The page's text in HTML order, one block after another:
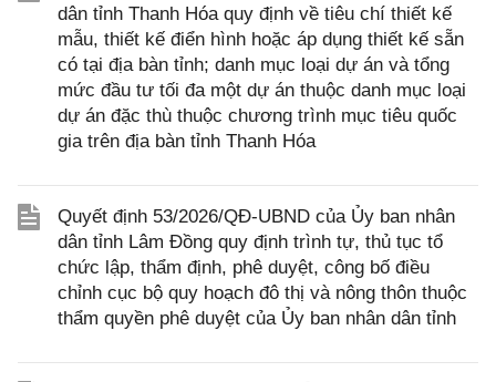
dân tỉnh Thanh Hóa quy định về tiêu chí thiết kế
mẫu, thiết kế điển hình hoặc áp dụng thiết kế sẵn
có tại địa bàn tỉnh; danh mục loại dự án và tổng
mức đầu tư tối đa một dự án thuộc danh mục loại
dự án đặc thù thuộc chương trình mục tiêu quốc
gia trên địa bàn tỉnh Thanh Hóa
Quyết định 53/2026/QĐ-UBND của Ủy ban nhân
dân tỉnh Lâm Đồng quy định trình tự, thủ tục tổ
chức lập, thẩm định, phê duyệt, công bố điều
chỉnh cục bộ quy hoạch đô thị và nông thôn thuộc
thẩm quyền phê duyệt của Ủy ban nhân dân tỉnh